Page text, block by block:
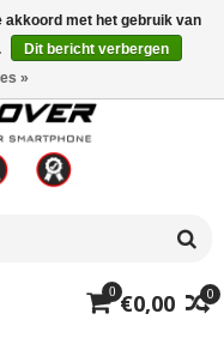
0
0 €0,00
akkoord met het gebruik van
Dit bericht verbergen
»